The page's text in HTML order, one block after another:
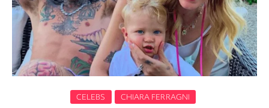
CELEBS CHIARA FERRAGNI